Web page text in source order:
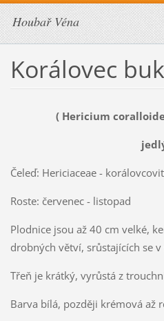
Houbař Véna
Korálovec
( Hericium
Čeleď: Hericiaceae -
Roste: červenec - listopad
Plodnice jsou až 40 cm velké,
drobných větví, srůstajících se v
Třeň je krátký, vyrůstá z
Barva bílá, později krémová až